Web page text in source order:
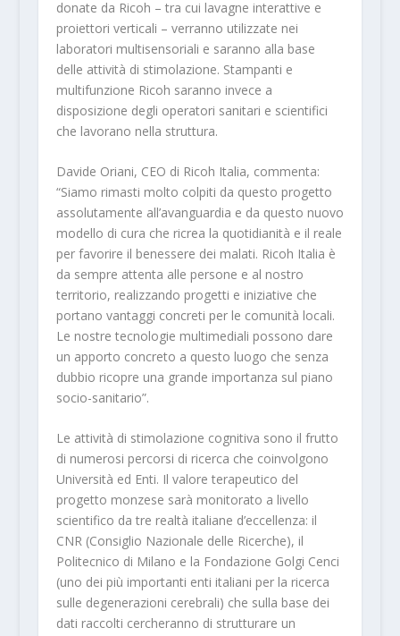
donate da Ricoh – tra cui lavagne interattive e
proiettori verticali – verranno utilizzate nei
laboratori multisensoriali e saranno alla base
delle attività di stimolazione. Stampanti e
multifunzione Ricoh saranno invece a
disposizione degli operatori sanitari e scientifici
che lavorano nella struttura.
Davide Oriani, CEO di Ricoh Italia, commenta:
“Siamo rimasti molto colpiti da questo progetto
assolutamente all’avanguardia e da questo nuovo
modello di cura che ricrea la quotidianità e il reale
per favorire il benessere dei malati. Ricoh Italia è
da sempre attenta alle persone e al nostro
territorio, realizzando progetti e iniziative che
portano vantaggi concreti per le comunità locali.
Le nostre tecnologie multimediali possono dare
un apporto concreto a questo luogo che senza
dubbio ricopre una grande importanza sul piano
socio-sanitario”.
Le attività di stimolazione cognitiva sono il frutto
di numerosi percorsi di ricerca che coinvolgono
Università ed Enti. Il valore terapeutico del
progetto monzese sarà monitorato a livello
scientifico da tre realtà italiane d’eccellenza: il
CNR (Consiglio Nazionale delle Ricerche), il
Politecnico di Milano e la Fondazione Golgi Cenci
(uno dei più importanti enti italiani per la ricerca
sulle degenerazioni cerebrali) che sulla base dei
dati raccolti cercheranno di strutturare un